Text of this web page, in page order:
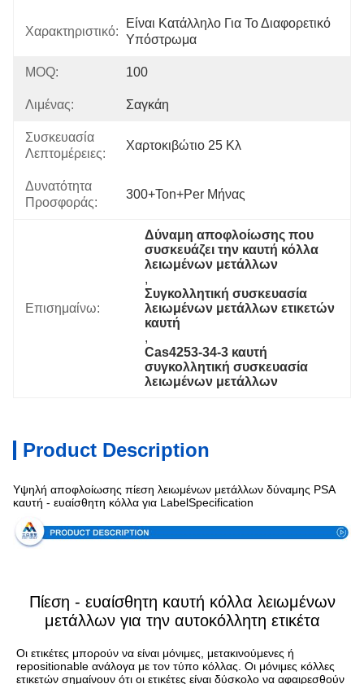
Χαρακτηριστικό:
Είναι Κατάλληλο Για Το Διαφορετικό
Υπόστρωμα
MOQ: 100
Λιμένας: Σαγκάη
Συσκευασία
Λεπτομέρειες:
Χαρτοκιβώτιο 25 Κλ
Δυνατότητα
Προσφοράς:
300+Ton+per Μήνας
Επισημαίνω:
Δύναμη αποφλοίωσης που
συσκευάζει την καυτή κόλλα
λειωμένων μετάλλων
,
Συγκολλητική συσκευασία
λειωμένων μετάλλων ετικετών
καυτή
,
Cas4253-34-3 καυτή
συγκολλητική συσκευασία
λειωμένων μετάλλων
Product Description
Υψηλή αποφλοίωσης πίεση λειωμένων μετάλλων δύναμης PSA
καυτή - ευαίσθητη κόλλα για LabelSpecification
Πίεση - ευαίσθητη καυτή κόλλα λειωμένων
μετάλλων για την αυτοκόλλητη ετικέτα
Οι ετικέτες μπορούν να είναι μόνιμες, μετακινούμενες ή
repositionable ανάλογα με τον τύπο κόλλας. Οι μόνιμες κόλλες
ετικετών σημαίνουν ότι οι ετικέτες είναι δύσκολο να αφαιρεσθούν